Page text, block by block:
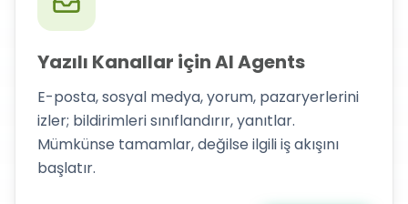
Yazılı Kanallar için AI Agents
E-posta, sosyal medya, yorum, pazaryerlerini
izler; bildirimleri sınıflandırır, yanıtlar.
Mümkünse tamamlar, değilse ilgili iş akışını
başlatır.